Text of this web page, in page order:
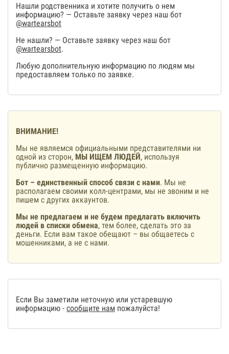
Нашли родственника и хотите получить о нем
информацию? — Оставьте заявку через наш бот
@wartearsbot
Не нашли? — Оставьте заявку через наш бот
@wartearsbot.
Любую дополнительную информацию по людям мы
предоставляем только по заявке.
ВНИМАНИЕ!
Мы не являемся официальными представителями ни
одной из сторон, МЫ ИЩЕМ ЛЮДЕЙ, используя
публично размещенную информацию.
Бот – единственный способ связи с нами. Мы не
располагаем своими колл-центрами, мы не звоним и не
пишем с других аккаунтов.
Мы не предлагаем и не будем предлагать включить
людей в списки обмена, тем более, сделать это за
деньги. Если вам такое обещают – вы общаетесь с
мошенниками, а не с нами.
Если Вы заметили неточную или устаревшую
информацию - сообщите нам пожалуйста!